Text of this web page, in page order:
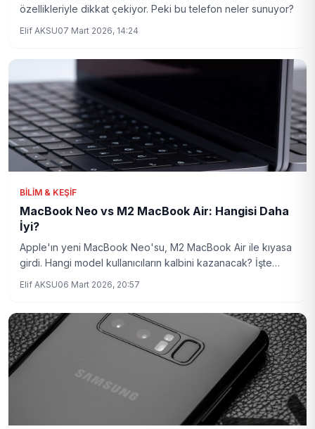
özellikleriyle dikkat çekiyor. Peki bu telefon neler sunuyor?
Elif AKSU07 Mart 2026, 14:24
BILIM & KEŞIF
MacBook Neo vs M2 MacBook Air: Hangisi Daha
İyi?
Apple'ın yeni MacBook Neo'su, M2 MacBook Air ile kıyasa
girdi. Hangi model kullanıcıların kalbini kazanacak? İşte
Elif AKSU06 Mart 2026, 20:57